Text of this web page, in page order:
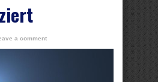
a comment